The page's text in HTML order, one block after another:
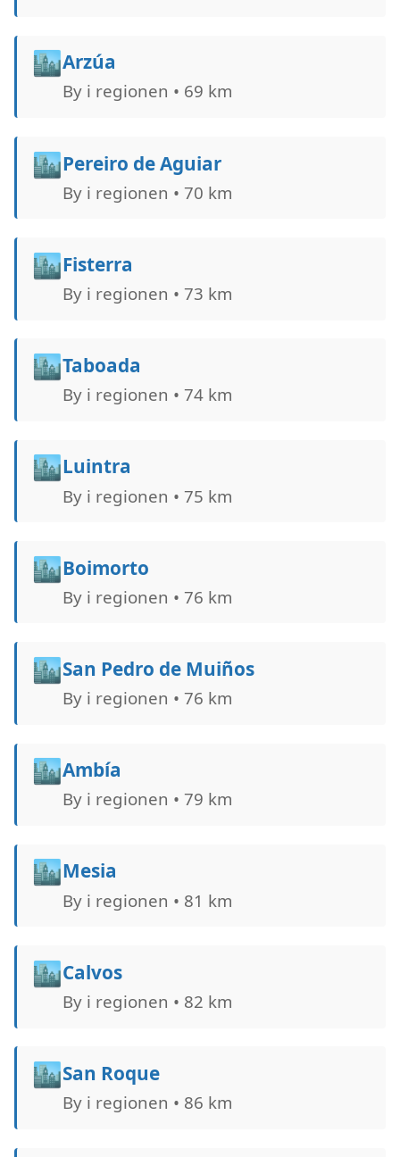
🏙️Arzúa
By i regionen • 69 km
🏙️Pereiro de Aguiar
By i regionen • 70 km
🏙️Fisterra
By i regionen • 73 km
🏙️Taboada
By i regionen • 74 km
🏙️Luintra
By i regionen • 75 km
🏙️Boimorto
By i regionen • 76 km
🏙️San Pedro de Muiños
By i regionen • 76 km
🏙️Ambía
By i regionen • 79 km
🏙️Mesia
By i regionen • 81 km
🏙️Calvos
By i regionen • 82 km
🏙️San Roque
By i regionen • 86 km